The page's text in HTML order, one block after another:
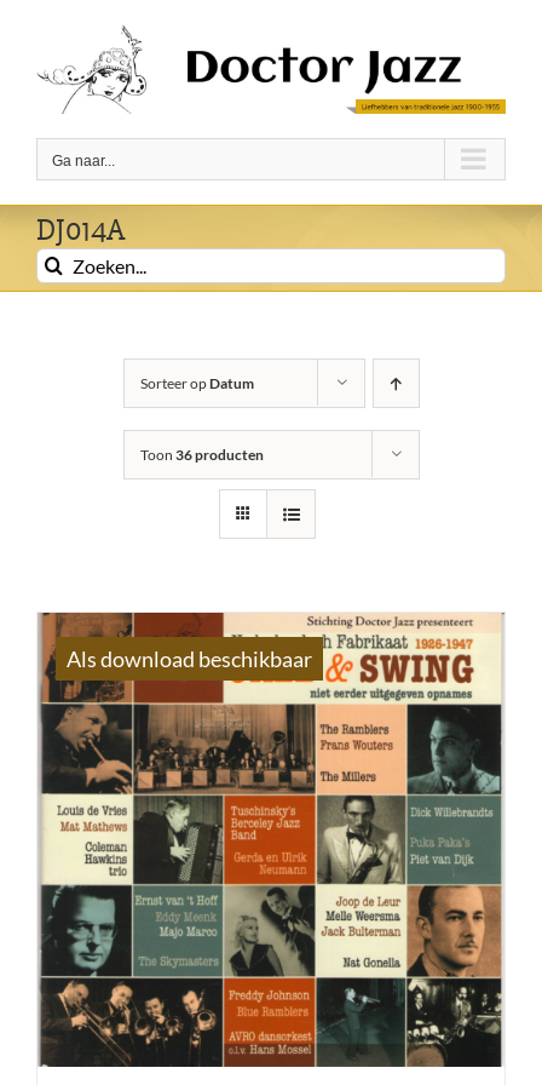
inhoud
Ga naar...
DJ014A
Zoeken
naar:
Sorteer opDatum
Toon 36 producten
Als download beschikbaar